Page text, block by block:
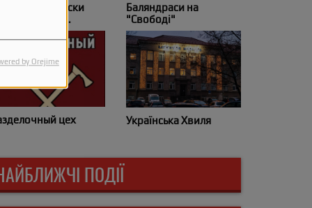
by Orejime
випуски
радіо
цех
Баляндраси на
"Свободі"
Українська Хвиля
ПОДІЇ